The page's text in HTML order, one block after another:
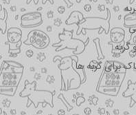
گربه
برای گربه ها